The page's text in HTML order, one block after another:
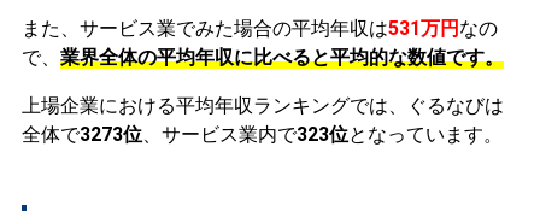
また、サービス業でみた場合の平均年収は531万円 なの
で、 業界全体の平均年収に比べると平均的な数値です。
上場企業における平均年収ランキングでは、ぐるなびは
全体で3273位、サービス業内で323位となっています。